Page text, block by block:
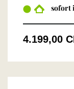
sofort
4.199,00